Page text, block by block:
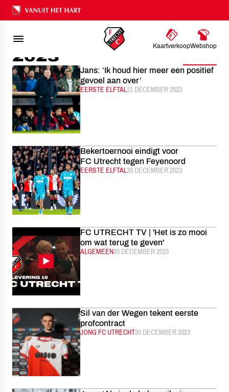
Ons nalatenschap
KaartverkoopWebshop
FC UTRECHT NIEUWS2023
2023
Jans: ‘Ik houd hier meer een positief
gevoel aan over’
CATEGORIE:
EERSTE ELFTALGEPUBLICEERD:
21 DECEMBER 2023
Bekertoernooi eindigt voor
FC Utrecht tegen Feyenoord
CATEGORIE:
EERSTE ELFTALGEPUBLICEERD:
20 DECEMBER 2023
FC UTRECHT TV | 'Het is zo mooi
om wat terug te geven'
CATEGORIE:
ALGEMEENGEPUBLICEERD:
20 DECEMBER 2023
Sil van der Wegen tekent eerste
profcontract
CATEGORIE:
JONG FC UTRECHTGEPUBLICEERD:
20 DECEMBER 2023